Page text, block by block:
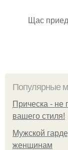
Щас
Популярные
Прическа - не
вашего стиля!
Мужской
женщинам